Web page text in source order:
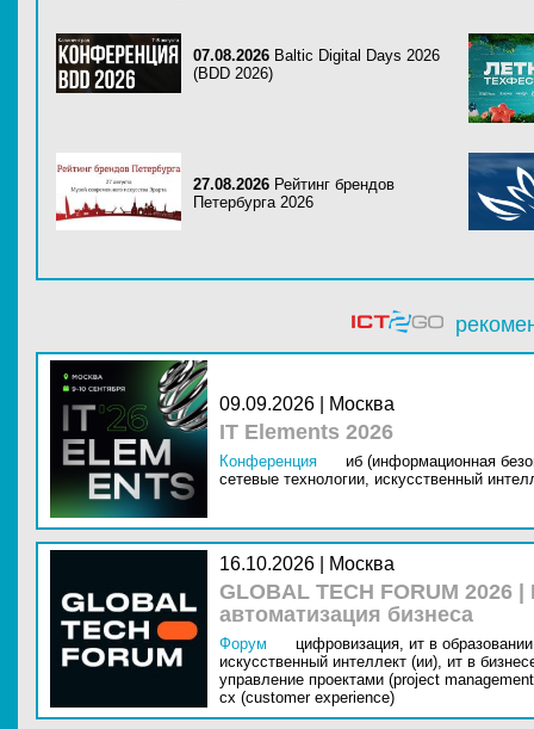
07.08.2026 Baltic Digital Days 2026
(BDD 2026)
27.08.2026 Рейтинг брендов
Петербурга 2026
09.09.2026 | Москва
IT Elements 2026
Конференция
иб (информационная
сетевые технологии, искусственный
16.10.2026 | Москва
GLOBAL TECH FORUM
автоматизация бизнеса
Форум цифровизация, ит в
искусственный интеллект (ии), ит в
управление проектами (project
cx (customer experience)